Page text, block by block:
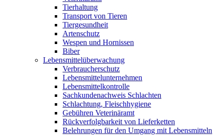
Tierhaltung
Transport von Tieren
Tiergesundheit
Artenschutz
Wespen und Hornissen
Biber
Lebensmittelüberwachung
Verbraucherschutz
Lebensmittelunternehmen
Lebensmittelkontrolle
Sachkundenachweis Schlachten
Schlachtung, Fleischhygiene
Gebühren Veterinäramt
Rückverfolgbarkeit von Lieferketten
Belehrungen für den Umgang mit Lebensmitteln